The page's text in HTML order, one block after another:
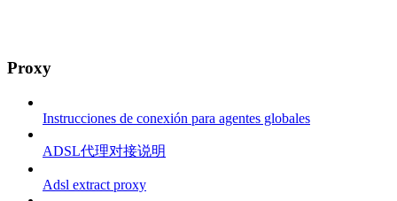
Proxy
Instrucciones de conexión para agentes globales
ADSL代理对接说明
Adsl extract proxy